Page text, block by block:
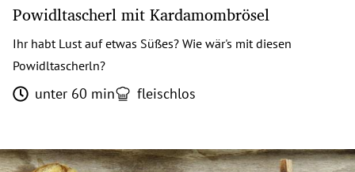
Powidltascherl mit Kardamombrösel
Ihr habt Lust auf etwas Süßes? Wie wär's mit diesen
Powidltascherln?
unter 60 min fleischlos